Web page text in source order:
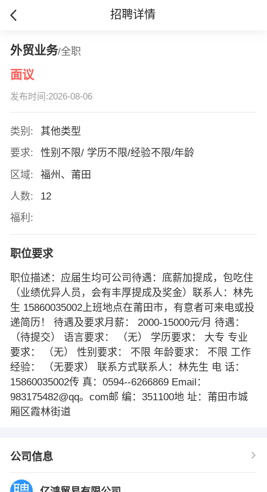
招聘详情
外贸业务/全职
面议
发布时间:2026-08-06
类别:
其他类型
要求:
性别不限/ 学历不限/经验不限/年龄
区域:
福州、莆田
人数:
12
福利:
职位要求
职位描述：应届生均可公司待遇：底薪加提成，包吃住
（业绩优异人员，会有丰厚提成及奖金）联系人：林先
生 15860035002上班地点在莆田市，有意者可来电或投
递简历！ 待遇及要求月薪： 2000-15000元∕月 待遇：
（待提交） 语言要求： （无） 学历要求： 大专 专业
要求： （无） 性别要求： 不限 年龄要求： 不限 工作
经验： （无要求） 联系方式联系人：林先生 电 话：
15860035002传 真：0594--6266869 Email：
983175482@qq。com邮 编：351100地 址：莆田市城
厢区霞林街道
公司信息